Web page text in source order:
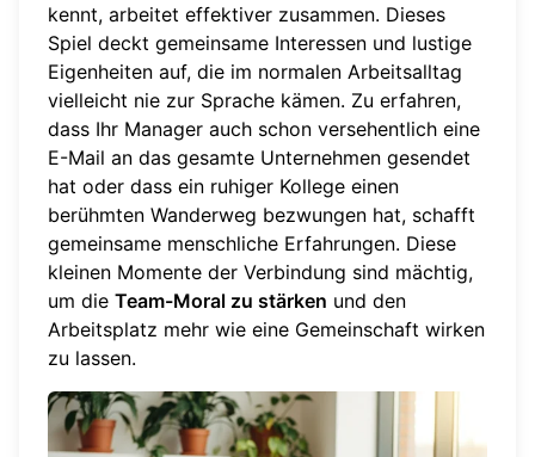
kennt, arbeitet effektiver zusammen. Dieses
Spiel deckt gemeinsame Interessen und lustige
Eigenheiten auf, die im normalen Arbeitsalltag
vielleicht nie zur Sprache kämen. Zu erfahren,
dass Ihr Manager auch schon versehentlich eine
E-Mail an das gesamte Unternehmen gesendet
hat oder dass ein ruhiger Kollege einen
berühmten Wanderweg bezwungen hat, schafft
gemeinsame menschliche Erfahrungen. Diese
kleinen Momente der Verbindung sind mächtig,
um die Team-Moral zu stärken und den
Arbeitsplatz mehr wie eine Gemeinschaft wirken
zu lassen.